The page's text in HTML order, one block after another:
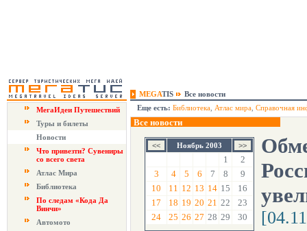
MEGATIS
Все новости
МегаИдеи Путешествий
Туры и билеты
Новости
Что привезти? Сувениры
со всего света
Атлас Мира
Библиотека
По следам «Кода Да
Винчи»
Автомото
Еще есть: Библиотека Атлас мира Справочная
Все новости
Ноябрь 2003
1
2
3
4 5 6 7 8
9
10
11 12 13 14 15
16
17
18 19 20 21 22
23
24
25 26 27 28 29 30